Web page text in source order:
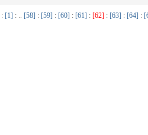
: [1] : .. [58] : [59] : [60] : [61] : [62] : [63] : [64] :